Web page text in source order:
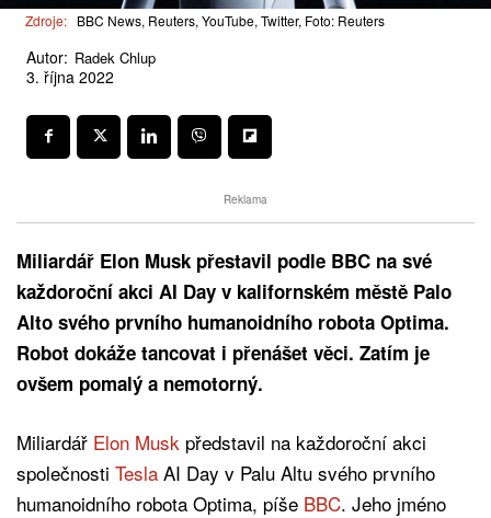
Zdroje: BBC News, Reuters, YouTube, Twitter, Foto: Reuters
Autor: Radek Chlup
3. října 2022
Reklama
Miliardář Elon Musk přestavil podle BBC na své
každoroční akci AI Day v kalifornském městě Palo
Alto svého prvního humanoidního robota Optima.
Robot dokáže tancovat i přenášet věci. Zatím je
ovšem pomalý a nemotorný.
Miliardář Elon Musk představil na každoroční akci
společnosti Tesla AI Day v Palu Altu svého prvního
humanoidního robota Optima, píše BBC. Jeho jméno